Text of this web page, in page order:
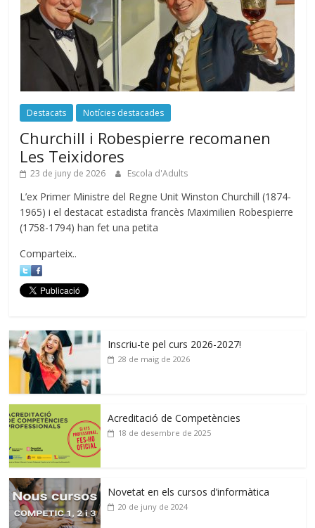
Destacats Notícies destacades
Churchill i Robespierre recomanen
Les Teixidores
23 de juny de 2026 Escola d'Adults
L’ex Primer Ministre del Regne Unit Winston Churchill (1874-
1965) i el destacat estadista francès Maximilien Robespierre
(1758-1794) han fet una petita
Comparteix..
Inscriu-te pel curs 2026-2027!
28 de maig de 2026
Acreditació de Competències
18 de desembre de 2025
Novetat en els cursos d’informàtica
20 de juny de 2024